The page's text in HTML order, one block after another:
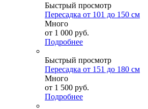
Быстрый просмотр
Пересадка от 101 до 150 см
Много
от 1 000 руб.
Подробнее
Быстрый просмотр
Пересадка от 151 до 180 см
Много
от 1 500 руб.
Подробнее